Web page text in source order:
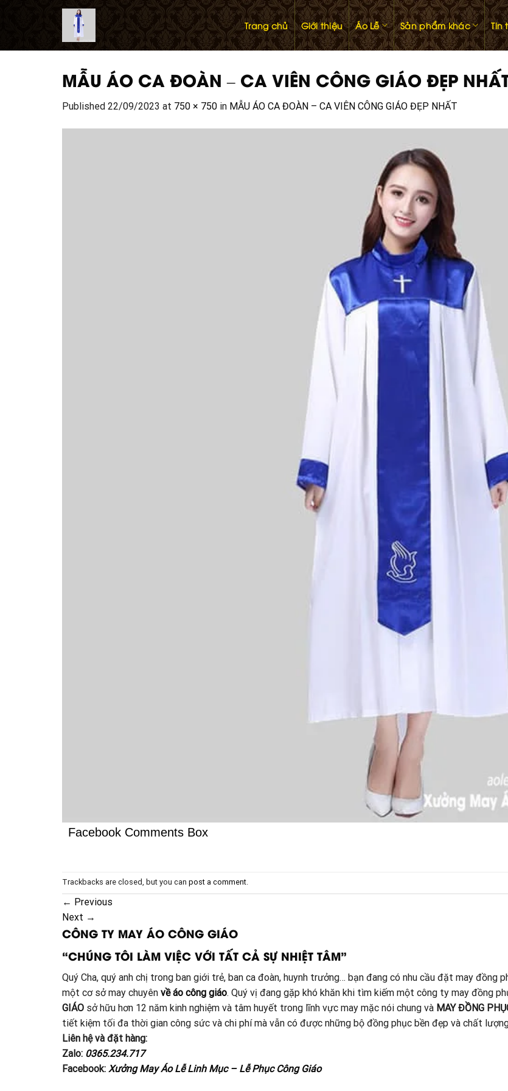
Trang chủ Giới thiệu Áo Lễ Sản phẩm khác Tin
MẪU ÁO CA ĐOÀN – CA VIÊN CÔNG GIÁO ĐẸP
Published 22/09/2023 at 750 × 750 in MẪU ÁO CA ĐOÀN – CA VIÊN CÔNG GIÁO ĐẸP NHẤT
Facebook Comments Box
Trackbacks are closed, but you can post a comment
← Previous
Next →
CÔNG TY MAY ÁO CÔNG GIÁO
“CHÚNG TÔI LÀM VIỆC VỚI TẤT CẢ SỰ NHIỆT TÂM”
Quý Cha, quý anh chị trong ban giới trẻ, ban ca đoàn, huynh trưởng… bạn đang có nhu cầu đặt may đồng
một cơ sở may chuyên về áo công giáo. Quý vị đang gặp khó khăn khi tìm kiếm một công ty may đồng
GIÁO sở hữu hơn 12 năm kinh nghiệm và tâm huyết trong lĩnh vực may mặc nói chung và MAY ĐỒNG
tiết kiệm tối đa thời gian công sức và chi phí mà vẫn có được những bộ đồng phục bền đẹp và chất
Liên hệ và đặt hàng:
Zalo: 0365.234.717
Facebook: Xưởng May Áo Lễ Linh Mục – Lễ Phục Công Giáo